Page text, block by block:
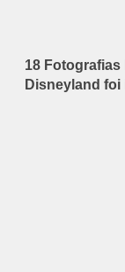
18
Disneyland